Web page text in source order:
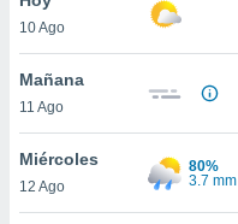
en
más
nuestra
10 Ago
Mañana
11 Ago
Miércoles
12 Ago
80%
3.7 mm